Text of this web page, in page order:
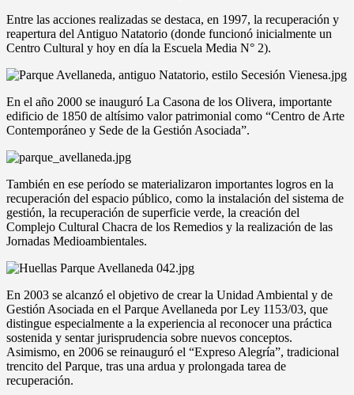
Entre las acciones realizadas se destaca, en 1997, la recuperación y
reapertura del Antiguo Natatorio (donde funcionó inicialmente un
Centro Cultural y hoy en día la Escuela Media N° 2).
En el año 2000 se inauguró La Casona de los Olivera, importante
edificio de 1850 de altísimo valor patrimonial como “Centro de Arte
Contemporáneo y Sede de la Gestión Asociada”.
También en ese período se materializaron importantes logros en la
recuperación del espacio público, como la instalación del sistema de
gestión, la recuperación de superficie verde, la creación del
Complejo Cultural Chacra de los Remedios y la realización de las
Jornadas Medioambientales.
En 2003 se alcanzó el objetivo de crear la Unidad Ambiental y de
Gestión Asociada en el Parque Avellaneda por Ley 1153/03, que
distingue especialmente a la experiencia al reconocer una práctica
sostenida y sentar jurisprudencia sobre nuevos conceptos.
Asimismo, en 2006 se reinauguró el “Expreso Alegría”, tradicional
trencito del Parque, tras una ardua y prolongada tarea de
recuperación.